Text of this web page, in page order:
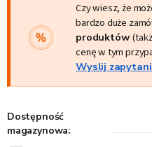
Czy wiesz, że
bardzo duże
produktów
cenę w tym
Wyslij
Dostępność
magazynowa: